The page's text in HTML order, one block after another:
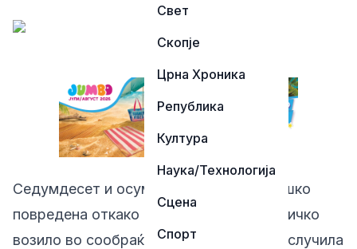
Свет
Скопје
Црна Хроника
Република
Култура
Наука/Технологија
Сцена
Спорт
Седумдесет и осумгодишна жена е тешко
повредена откако била удрена од патничко
возило во сообраќајна несреќа што се случила